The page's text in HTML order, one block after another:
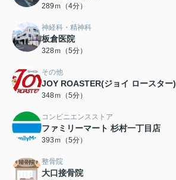
289ｍ（4分）
神経科・精神科
板倉医院
328ｍ（5分）
その他
JOY ROASTER(ジョイ ロースター)
348ｍ（5分）
コンビニエンスストア
ファミリーマート 杉村一丁目店
393ｍ（5分）
整骨院
大口接骨院